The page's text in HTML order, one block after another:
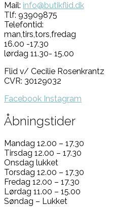
Mail: info@butikflid.dk
Tlf: 93909875
Telefontid:
man,tirs,tors,fredag
16.00 -17.30
lørdag 11.30- 15.00
Flid v/ Cecilie Rosenkrantz
CVR: 30129032
Facebook Instagram
Åbningstider
Mandag 12.00 – 17.30
Tirsdag 12.00 – 17.30
Onsdag lukket
Torsdag 12.00 – 17.30
Fredag 12.00 – 17.30
Lørdag 11.00 – 15.00
Søndag – Lukket